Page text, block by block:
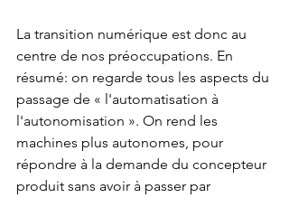
La transition numérique est donc au
centre de nos préoccupations. En
résumé: on regarde tous les aspects du
passage de « l'automatisation à
l'autonomisation ». On rend les
machines plus autonomes, pour
répondre à la demande du concepteur
produit sans avoir à passer par